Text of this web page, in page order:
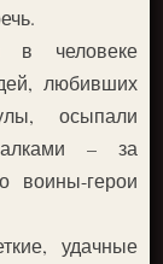
в человеке
любивших
осыпали
– за
воины-герои
удачные